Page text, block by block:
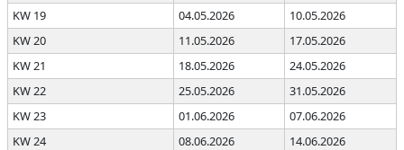
KW 19 04.05.2026
10.05.2026
KW 20
11.05.2026
17.05.2026
KW 21
18.05.2026
24.05.2026
KW 22
25.05.2026
31.05.2026
KW 23
01.06.2026
07.06.2026
KW 24
08.06.2026
14.06.2026